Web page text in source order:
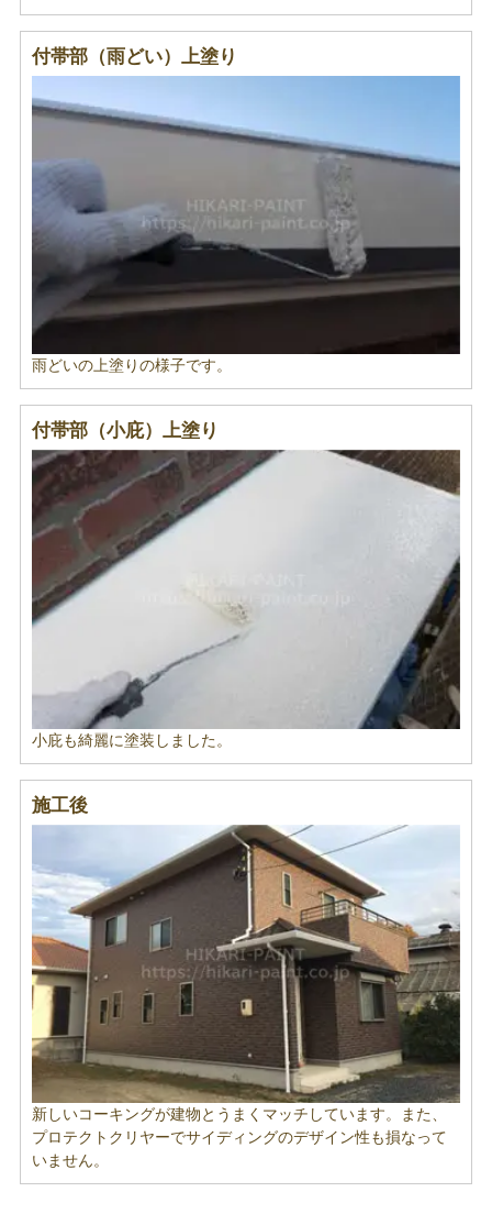
付帯部（雨どい）上塗り
雨どいの上塗りの様子です。
付帯部（小庇）上塗り
小庇も綺麗に塗装しました。
施工後
新しいコーキングが建物とうまくマッチしています。また、
プロテクトクリヤーでサイディングのデザイン性も損なって
いません。